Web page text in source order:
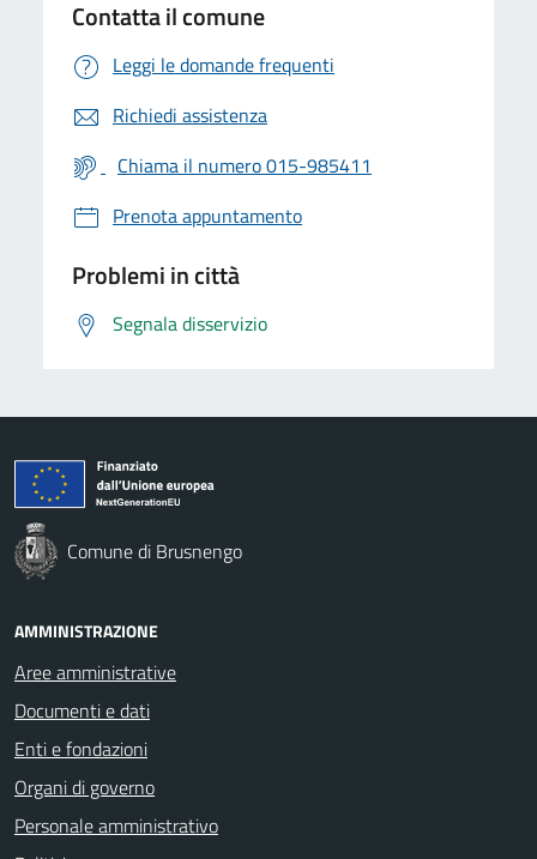
Contatta il comune
Leggi le domande frequenti
Richiedi assistenza
Chiama il numero 015-985411
Prenota appuntamento
Problemi in città
Segnala disservizio
Comune di Brusnengo
AMMINISTRAZIONE
Aree amministrative
Documenti e dati
Enti e fondazioni
Organi di governo
Personale amministrativo